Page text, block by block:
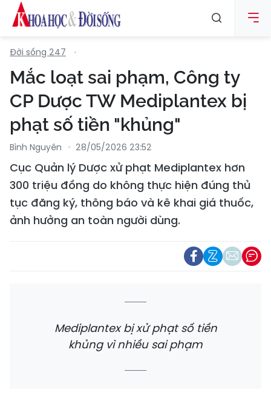
Đời sống 247
Mắc loạt sai phạm, Công ty
CP Dược TW Mediplantex bị
phạt số tiền "khủng"
Bình Nguyên 28/05/2026 23:52
Cục Quản lý Dược xử phạt Mediplantex hơn
300 triệu đồng do không thực hiện đúng thủ
tục đăng ký, thông báo và kê khai giá thuốc,
ảnh hưởng an toàn người dùng.
Mediplantex bị xử phạt số tiền
khủng vì nhiều sai phạm